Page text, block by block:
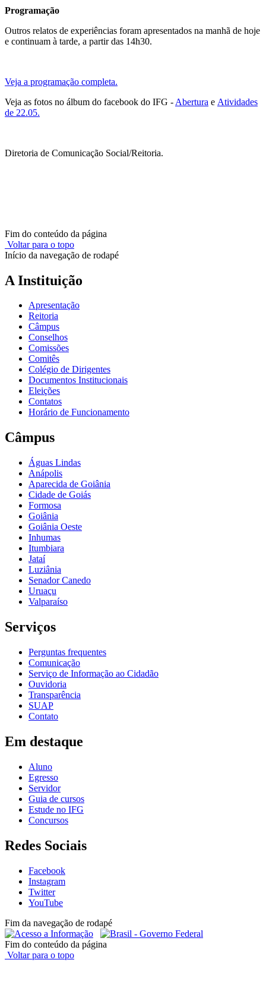
Programação
Outros relatos de experiências foram apresentados na manhã de hoje
e continuam à tarde, a partir das 14h30.
Veja a programação completa.
Veja as fotos no álbum do facebook do IFG - Abertura e Atividades
de 22.05.
Diretoria de Comunicação Social/Reitoria.
Fim do conteúdo da página
Voltar para o topo
Início da navegação de rodapé
A Instituição
Apresentação
Reitoria
Câmpus
Conselhos
Comissões
Comitês
Colégio de Dirigentes
Documentos Institucionais
Eleições
Contatos
Horário de Funcionamento
Câmpus
Águas Lindas
Anápolis
Aparecida de Goiânia
Cidade de Goiás
Formosa
Goiânia
Goiânia Oeste
Inhumas
Itumbiara
Jataí
Luziânia
Senador Canedo
Uruaçu
Valparaíso
Serviços
Perguntas frequentes
Comunicação
Serviço de Informação ao Cidadão
Ouvidoria
Transparência
SUAP
Contato
Em destaque
Aluno
Egresso
Servidor
Guia de cursos
Estude no IFG
Concursos
Redes Sociais
Facebook
Instagram
Twitter
YouTube
Fim da navegação de rodapé
Fim do conteúdo da página
Voltar para o topo